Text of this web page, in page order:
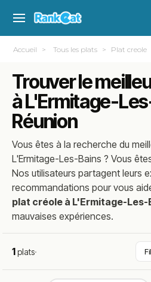
Accueil Tous les plats Plat creole
Trouver le
à L'Ermitage-
Réunion
Vous êtes à la recherche du
L'Ermitage-Les-Bains ? Vous
Nos utilisateurs partagent leurs
recommandations pour vous
plat créole à L'Ermitage-Les-
mauvaises expériences.
1plats·